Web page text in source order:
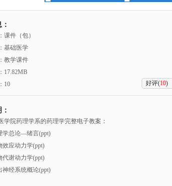
课件（包）
基础医学
教学课件
17.82MB
好评(10)
10
学院药理学系的药理学完整电子教案：
学总论—绪言(ppt)
效应动力学(ppt)
代谢动力学(ppt)
神经系统概论(ppt)